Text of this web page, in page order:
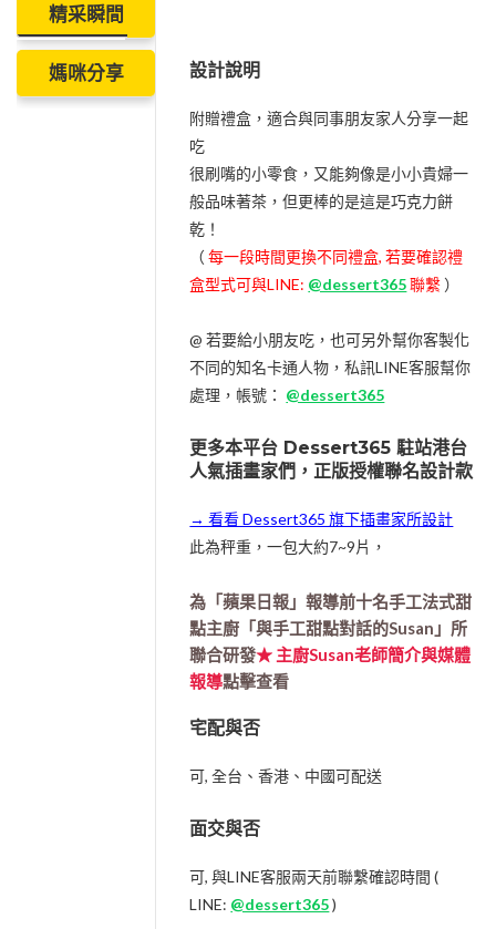
精采瞬間
媽咪分享 設計說明
附贈禮盒，適合與同事朋友家人分享一起
吃
很刷嘴的小零食，又能夠像是小小貴婦一
般品味著茶，但更棒的是這是巧克力餅
乾！
（ 每一段時間更換不同禮盒, 若要確認禮
盒型式可與LINE: @dessert365聯繫 ）
@ 若要給小朋友吃，也可另外幫你客製化
不同的知名卡通人物，私訊LINE客服幫你
處理，帳號： @dessert365
更多本平台 Dessert365 駐站港台
人氣插畫家們，正版授權聯名設計款
→ 看看 Dessert365 旗下插畫家所設計
此為秤重，一包大約7~9片，
為「蘋果日報」報導前十名手工法式甜
點主廚「與手工甜點對話的Susan」所
聯合研發★ 主廚Susan老師簡介與媒體
報導點擊查看
宅配與否
可, 全台、香港、中國可配送
面交與否
可, 與LINE客服兩天前聯繫確認時間 (
LINE: @dessert365)